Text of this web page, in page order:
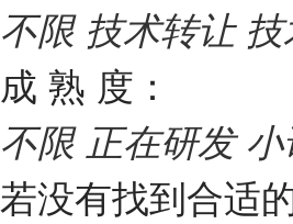
不限 技术转让
成 熟 度：
不限 正在研发
若没有找到合适